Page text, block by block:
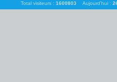
Total visiteurs : 1600803 Aujourd'hui :